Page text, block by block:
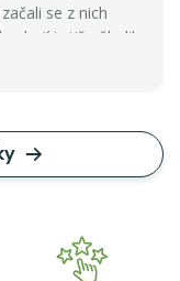
se z nich
totiž několik
flavonoidy,